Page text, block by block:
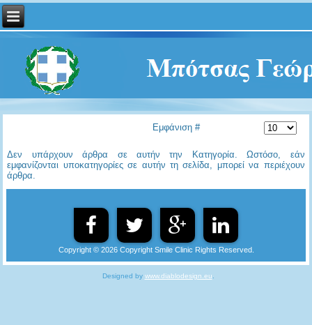
Εμφάνιση #
Δεν υπάρχουν άρθρα σε αυτήν την Κατηγορία. Ωστόσο, εάν
εμφανίζονται υποκατηγορίες σε αυτήν τη σελίδα, μπορεί να περιέχουν
άρθρα.
Copyright © 2026 Copyright Smile Clinic Rights Reserved.
Designed by www.diablodesign.eu